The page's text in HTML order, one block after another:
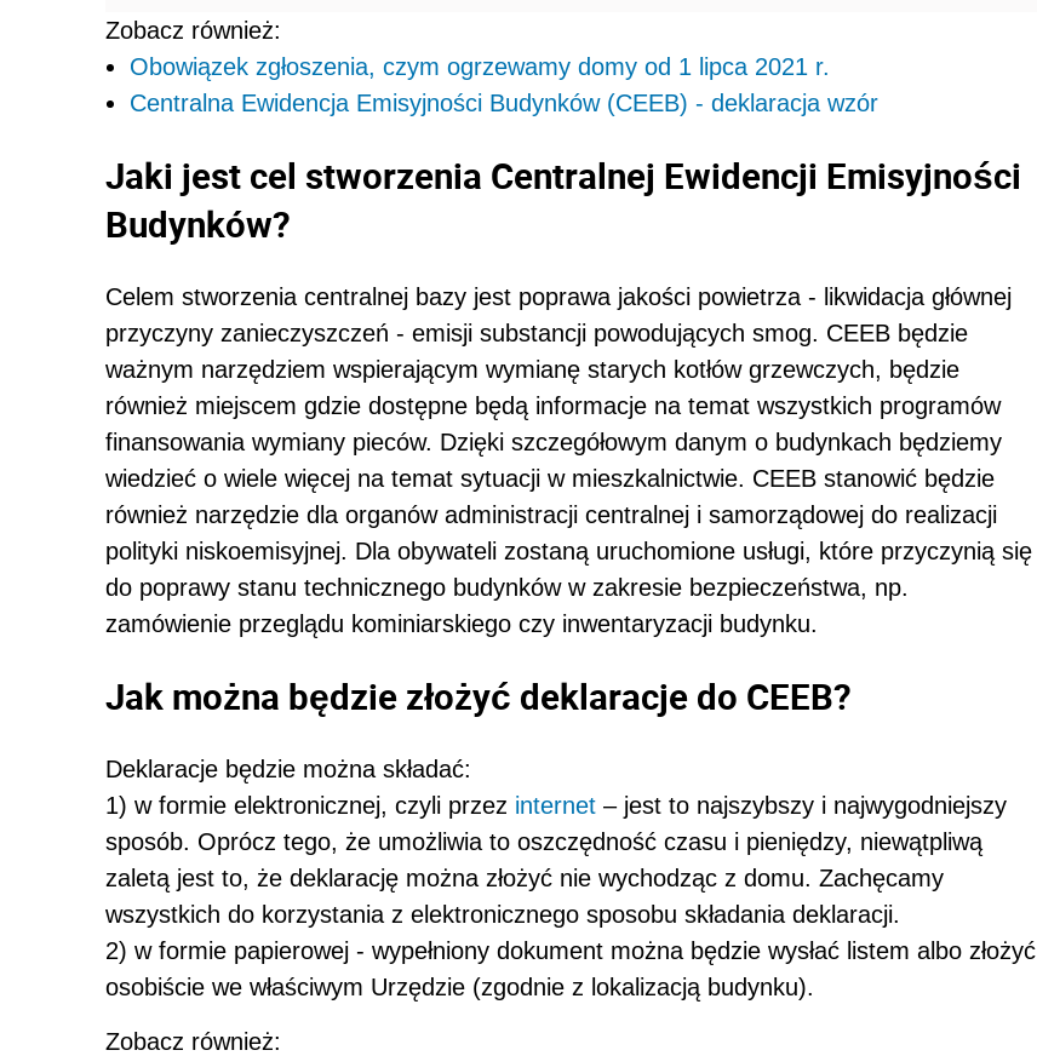
Zobacz również:
Obowiązek zgłoszenia, czym ogrzewamy domy od 1 lipca 2021 r.
Centralna Ewidencja Emisyjności Budynków (CEEB) - deklaracja wzór
Jaki jest cel stworzenia Centralnej Ewidencji Emisyjności
Budynków?
Celem stworzenia centralnej bazy jest poprawa jakości powietrza - likwidacja głównej
przyczyny zanieczyszczeń - emisji substancji powodujących smog. CEEB będzie
ważnym narzędziem wspierającym wymianę starych kotłów grzewczych, będzie
również miejscem gdzie dostępne będą informacje na temat wszystkich programów
finansowania wymiany pieców. Dzięki szczegółowym danym o budynkach będziemy
wiedzieć o wiele więcej na temat sytuacji w mieszkalnictwie. CEEB stanowić będzie
również narzędzie dla organów administracji centralnej i samorządowej do realizacji
polityki niskoemisyjnej. Dla obywateli zostaną uruchomione usługi, które przyczynią się
do poprawy stanu technicznego budynków w zakresie bezpieczeństwa, np.
zamówienie przeglądu kominiarskiego czy inwentaryzacji budynku.
Jak można będzie złożyć deklaracje do CEEB?
Deklaracje będzie można składać:
1) w formie elektronicznej, czyli przez internet – jest to najszybszy i najwygodniejszy
sposób. Oprócz tego, że umożliwia to oszczędność czasu i pieniędzy, niewątpliwą
zaletą jest to, że deklarację można złożyć nie wychodząc z domu. Zachęcamy
wszystkich do korzystania z elektronicznego sposobu składania deklaracji.
2) w formie papierowej - wypełniony dokument można będzie wysłać listem albo złożyć
osobiście we właściwym Urzędzie (zgodnie z lokalizacją budynku).
Zobacz również: